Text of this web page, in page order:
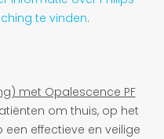
te vinden.
met Opalescence PF
om thuis, op het
effectieve en veilige